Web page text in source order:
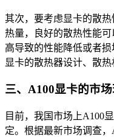
其次，要考虑显卡的散
热量，良好的散热性能
高导致的性能降低或者
显卡的散热器设计、散热
三、A100显卡的市
目前，我国市场上A100
定。根据最新市场调查